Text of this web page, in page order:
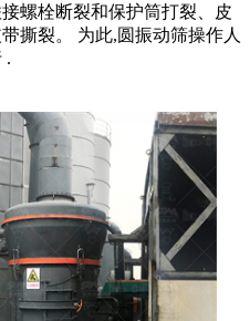
螺栓断裂和保护筒打裂、皮
撕裂。 为此,圆振动筛操作人
.